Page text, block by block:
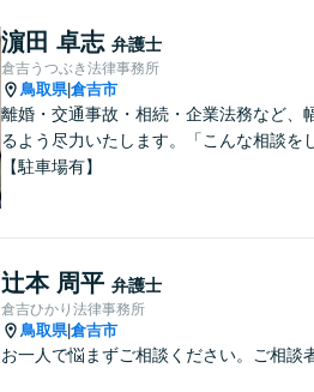
濵田 卓志 弁護士
倉吉うつぶき法律事務所
鳥取県|倉吉市
離婚・交通事故・相続・企業法務など、
るよう尽力いたします。「こんな相談を
【駐車場有】
辻本 周平 弁護士
倉吉ひかり法律事務所
鳥取県|倉吉市
お一人で悩まずご相談ください。ご相談